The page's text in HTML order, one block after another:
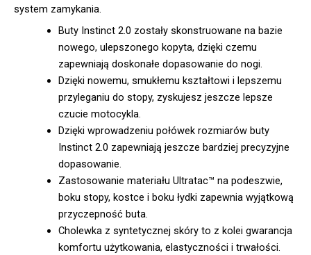
system zamykania.
Buty Instinct 2.0 zostały skonstruowane na bazie
nowego, ulepszonego kopyta, dzięki czemu
zapewniają doskonałe dopasowanie do nogi.
Dzięki nowemu, smukłemu kształtowi i lepszemu
przyleganiu do stopy, zyskujesz jeszcze lepsze
czucie motocykla.
Dzięki wprowadzeniu połówek rozmiarów buty
Instinct 2.0 zapewniają jeszcze bardziej precyzyjne
dopasowanie.
Zastosowanie materiału Ultratac™ na podeszwie,
boku stopy, kostce i boku łydki zapewnia wyjątkową
przyczepność buta.
Cholewka z syntetycznej skóry to z kolei gwarancja
komfortu użytkowania, elastyczności i trwałości.